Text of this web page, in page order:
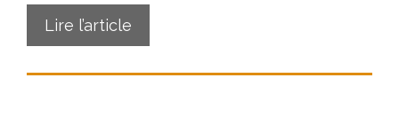
Lire l’article